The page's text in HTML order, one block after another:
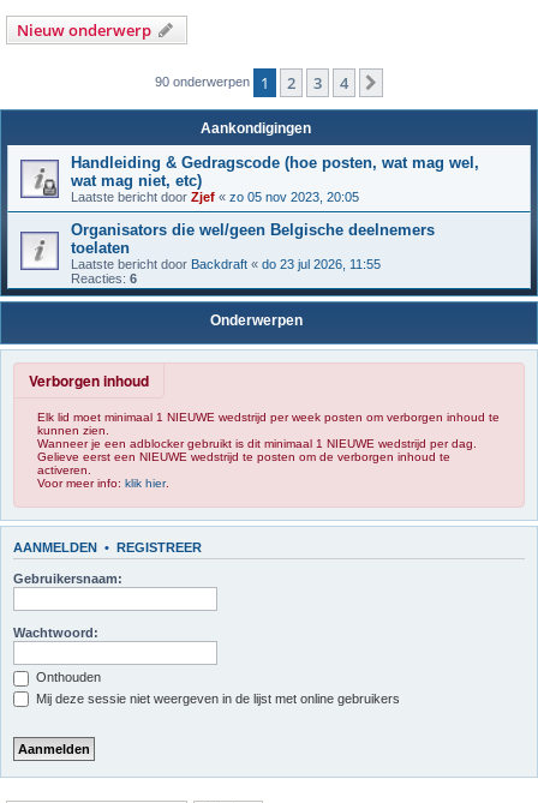
Nieuw onderwerp
90 onderwerpen 1 2 3 4
Aankondigingen
Handleiding & Gedragscode (hoe posten, wat mag wel,
wat mag niet, etc)
Laatste bericht door Zjef « zo 05 nov 2023, 20:05
Organisators die wel/geen Belgische deelnemers
toelaten
Laatste bericht door Backdraft « do 23 jul 2026, 11:55
Reacties: 6
Onderwerpen
Verborgen inhoud
Elk lid moet minimaal 1 NIEUWE wedstrijd per week posten om verborgen inhoud te
kunnen zien.
Wanneer je een adblocker gebruikt is dit minimaal 1 NIEUWE wedstrijd per dag.
Gelieve eerst een NIEUWE wedstrijd te posten om de verborgen inhoud te
activeren.
Voor meer info: klik hier.
AANMELDEN • REGISTREER
Gebruikersnaam:
Wachtwoord:
Onthouden
Mij deze sessie niet weergeven in de lijst met online gebruikers